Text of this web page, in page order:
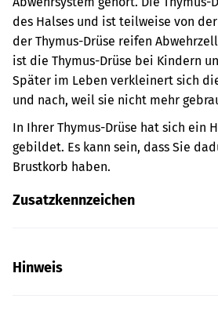
des Halses und ist teilweise von
der Thymus-Drüse reifen
ist die Thymus-Drüse bei Kindern
Später im Leben verkleinert sich
und nach, weil sie nicht mehr
In Ihrer Thymus-Drüse hat sich ein
gebildet. Es kann sein, dass Sie
Brustkorb haben.
Zusatzkennzeichen
Hinweis